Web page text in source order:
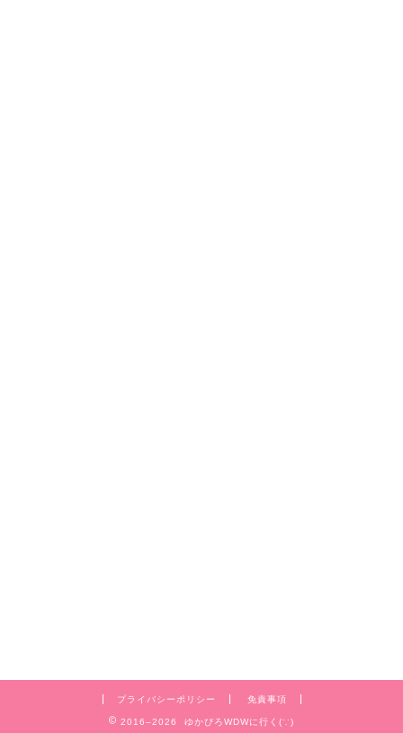
プライバシーポリシー 免責事項
2016–2026 ゆかぴろWDWに行く(∵)